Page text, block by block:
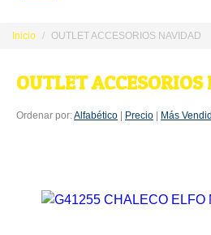
Inicio OUTLET ACCESORIOS NAVIDAD
OUTLET ACCESORIOS
Ordenar por:Alfabético Precio Más